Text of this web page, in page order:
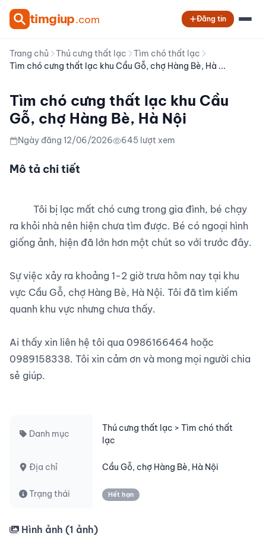
timgiup.com Đăng tin
Trang chủ Thú cưng thất lạc
Tìm chó thất lạc
Tìm chó cưng thất lạc khu Cầu Gỗ, chợ Hàng Bè, Hà ...
Tìm chó cưng thất lạc khu Cầu
Gỗ, chợ Hàng Bè, Hà Nội
Ngày đăng 12/06/2026 645 lượt xem
Mô tả chi tiết
ra khỏi nhà nên hiện chưa tìm được. Bé có ngoại hình
giống ảnh, hiện đã lớn hơn một chút so với trước đây.
Sự việc xảy ra khoảng 1-2 giờ trưa hôm nay tại khu
vực Cầu Gỗ, chợ Hàng Bè, Hà Nội. Tôi đã tìm kiếm
quanh khu vực nhưng chưa thấy.
Ai thấy xin liên hệ tôi qua 0986166464 hoặc
0989158338. Tôi xin cảm ơn và mong mọi người chia
sẻ giúp.
Danh mục
Thú cưng thất lạc > Tìm chó thất
lạc
Địa chỉ Cầu Gỗ, chợ Hàng Bè, Hà Nội
Trạng thái Hết hạn
Hình ảnh (1 ảnh)